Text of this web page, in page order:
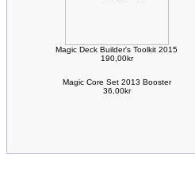
Magic Deck Builder's Toolkit 2015
190,00kr
Magic Core Set 2013 Booster
36,00kr